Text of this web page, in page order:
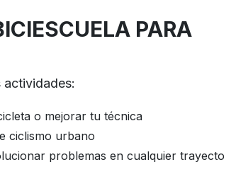
PARA
actividades:
o mejorar tu técnica
ciclismo urbano
problemas en cualquier trayecto